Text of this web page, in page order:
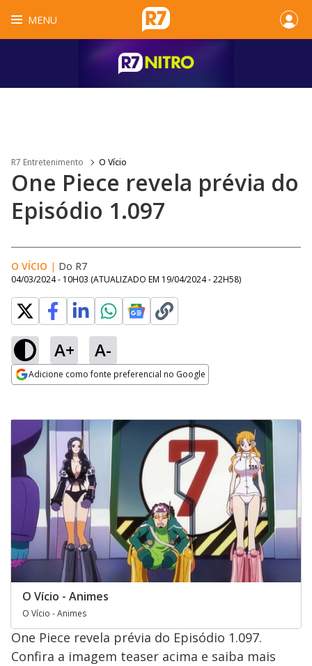
MENU
R7 Entretenimento O Vício
One Piece revela prévia do
Episódio 1.097
O VÍCIO | Do R7
04/03/2024 - 10H03 (ATUALIZADO EM 19/04/2024 - 22H58)
A+ A-
Adicione como fonte preferencial no Google
O Vício - Animes
O Vício - Animes
One Piece revela prévia do Episódio 1.097.
Confira a imagem teaser acima e saiba mais